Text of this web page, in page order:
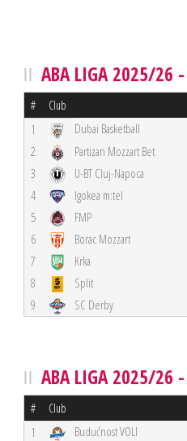
ABA LIGA 2025/26 -
# Club
1 Dubai Basketball
2
Partizan Mozzart Bet
3
U-BT Cluj-Napoca
4
Igokea m:tel
5
FMP
6
Borac Mozzart
7
Krka
8
Split
9
SC Derby
ABA LIGA 2025/26 -
# Club
1 Budućnost VOLI